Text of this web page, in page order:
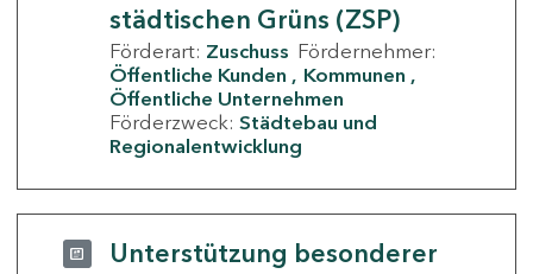
städtischen Grüns (ZSP)
Förderart: Zuschuss Fördernehmer:
Öffentliche Kunden
Kommunen
Öffentliche Unternehmen
Förderzweck: Städtebau und
Regionalentwicklung
Unterstützung besonderer